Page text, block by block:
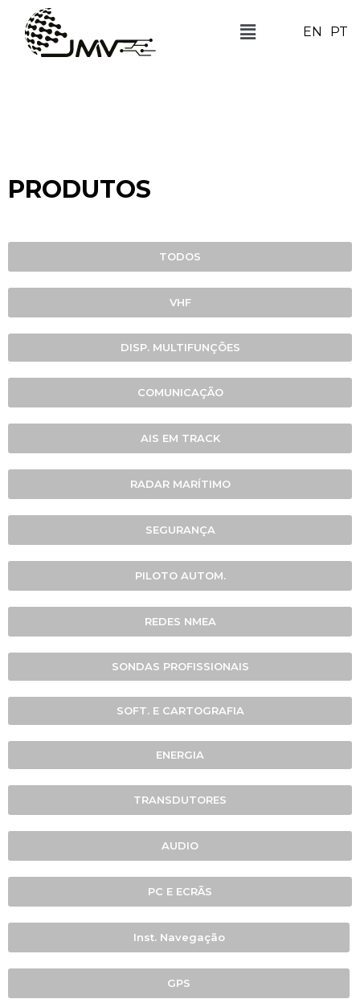
EN PT
PRODUTOS
TODOS
VHF
DISP. MULTIFUNÇÕES
COMUNICAÇÃO
AIS EM TRACK
RADAR MARÍTIMO
SEGURANÇA
PILOTO AUTOM.
REDES NMEA
SONDAS PROFISSIONAIS
SOFT. E CARTOGRAFIA
ENERGIA
TRANSDUTORES
AUDIO
PC E ECRÃS
Inst. Navegação
GPS